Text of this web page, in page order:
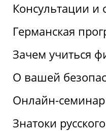
Консультации и
Германская
Зачем учиться
О вашей
Онлайн-
Знатоки